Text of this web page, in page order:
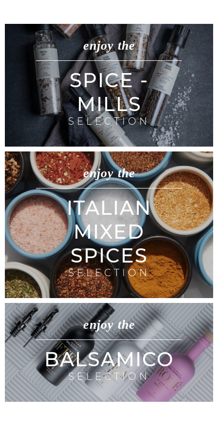
enjoy the
SPICE -
MILLS
SELECTION
enjoy the
ITALIAN
MIXED
SPICES
SELECTION
enjoy the
BALSAMICO
SELECTION